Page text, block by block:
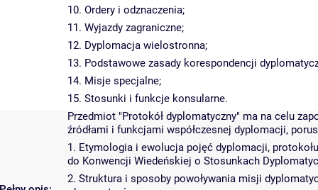
10. Ordery i odznaczenia;
11. Wyjazdy zagraniczne;
12. Dyplomacja wielostronna;
13. Podstawowe zasady korespondencji
14. Misje specjalne;
15. Stosunki i funkcje konsularne.
Przedmiot "Protokół dyplomatyczny" ma na celu
źródłami i funkcjami współczesnej dyplomacji,
1. Etymologia i ewolucja pojęć dyplomacji,
do Konwencji Wiedeńskiej o Stosunkach
2. Struktura i sposoby powoływania misji